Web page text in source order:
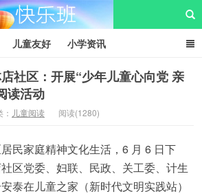
乐班儿童公益网
儿童友好 小学资讯
资源中心 儿童发展交流club
社区：开展“少年儿童心向党 亲
读活动
儿童阅读 阅读(1280)
民家庭精神文化生活，6 月 6 日下
区党委、妇联、民政、关工委、计生
泰在儿童之家（新时代文明实践站）